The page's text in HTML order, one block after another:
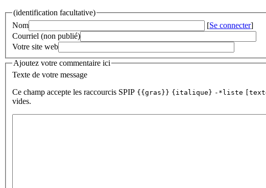
(identification facultative)
Nom
[Se connecter]
Courriel (non publié)
Votre site web
Ajoutez votre commentaire ici
Texte de votre message
Ce champ accepte les raccourcis SPIP {{gras}} {italique} -*liste
vides.